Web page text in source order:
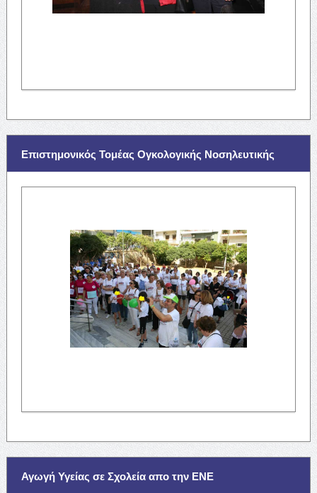
Επιστημονικός Τομέας Ογκολογικής Νοσηλευτικής
Αγωγή Υγείας σε Σχολεία απο την ΕΝΕ